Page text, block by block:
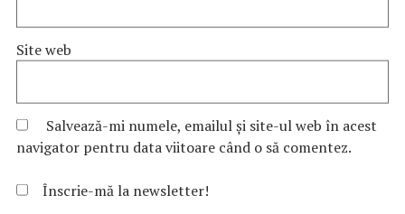
Site web
Salvează-mi numele, emailul și site-ul web în acest
navigator pentru data viitoare când o să comentez.
Înscrie-mă la newsletter!